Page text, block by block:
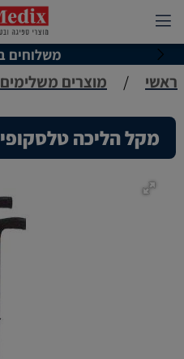
משלוחים בכל הארץ
ראשי / מוצרים משלימים
מקל הליכה טלסקופי